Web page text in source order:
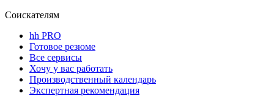
Соискателям
hh PRO
Готовое резюме
Все сервисы
Хочу у вас работать
Производственный календарь
Экспертная рекомендация